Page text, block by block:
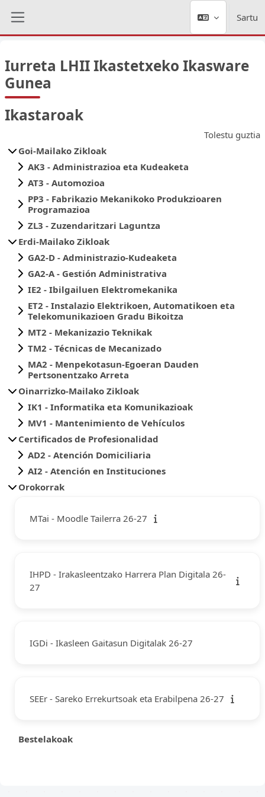
Sartu
Iurreta LHII Ikastetxeko Ikasware
Gunea
Ikastaroak
Tolestu guztia
Goi-Mailako Zikloak
AK3 - Administrazioa eta Kudeaketa
AT3 - Automozioa
PP3 - Fabrikazio Mekanikoko Produkzioaren
Programazioa
ZL3 - Zuzendaritzari Laguntza
Erdi-Mailako Zikloak
GA2-D - Administrazio-Kudeaketa
GA2-A - Gestión Administrativa
IE2 - Ibilgailuen Elektromekanika
ET2 - Instalazio Elektrikoen, Automatikoen eta
Telekomunikazioen Gradu Bikoitza
MT2 - Mekanizazio Teknikak
TM2 - Técnicas de Mecanizado
MA2 - Menpekotasun-Egoeran Dauden
Pertsonentzako Arreta
Oinarrizko-Mailako Zikloak
IK1 - Informatika eta Komunikazioak
MV1 - Mantenimiento de Vehículos
Certificados de Profesionalidad
AD2 - Atención Domiciliaria
AI2 - Atención en Instituciones
Orokorrak
MTai - Moodle Tailerra 26-27
IHPD - Irakasleentzako Harrera Plan Digitala 26-
27
IGDi - Ikasleen Gaitasun Digitalak 26-27
SEEr - Sareko Errekurtsoak eta Erabilpena 26-27
Bestelakoak